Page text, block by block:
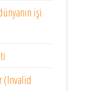
işi
(Invalid